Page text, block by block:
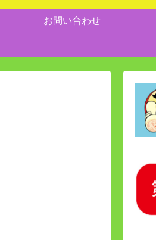
お問い合わせ